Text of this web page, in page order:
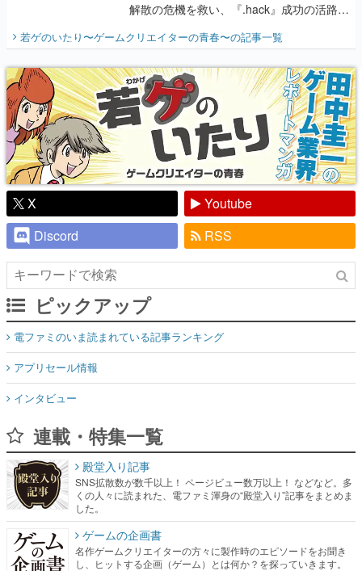
解散の危機を救い、『.hack』成功の活路を
『少年ジャンプ』色だった【若ゲのいた
り】
若ゲのいたり〜ゲームクリエイターの青春〜の記事一覧
X
Youtube
Discord
RSS
ピックアップ
電ファミのいま読まれている記事ランキング
アプリセール情報
インタビュー
連載・特集一覧
殿堂入り記事
SNS拡散数が数千以上！ ページビュー数万以上！ などなど。多
くの人々に読まれた、電ファミ渾身の“殿堂入り”記事をまとめま
した。
ゲームの企画書
名作ゲームクリエイターの方々に製作時のエピソードをお聞き
し、ヒットする企画（ゲーム）とは何か？を探っていきます。